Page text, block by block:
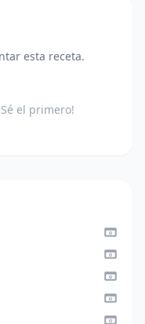
esta receta.
el primero!